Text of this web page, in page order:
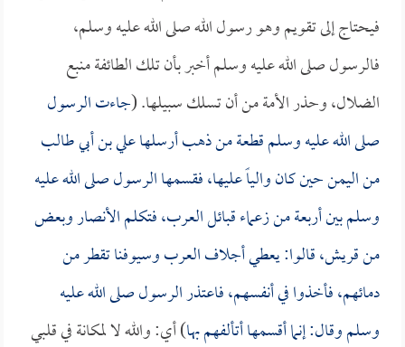
فيحتاج إلى تقويم وهو رسول الله صلى الله عليه وسلم،
فالرسول صلى الله عليه وسلم أخبر بأن تلك الطائفة منبع
الضلال، وحذر الأمة من أن تسلك سبيلها. (جاءت الرسول
صلى الله عليه وسلم قطعة من ذهب أرسلهاعلي بن أبي طالب
من اليمن حين كان والياً عليها، فقسمها الرسول صلى الله عليه
وسلم بين أربعة من زعماء قبائل العرب، فتكلم الأنصار وبعض
من قريش، قالوا: يعطي أجلاف العرب وسيوفنا تقطر من
دمائهم، فأخذوا في أنفسهم، فاعتذر الرسول صلى الله عليه
وسلم وقال: إنما أقسمها أتألفهم بها) أي: والله لا لمكانة في قلبي